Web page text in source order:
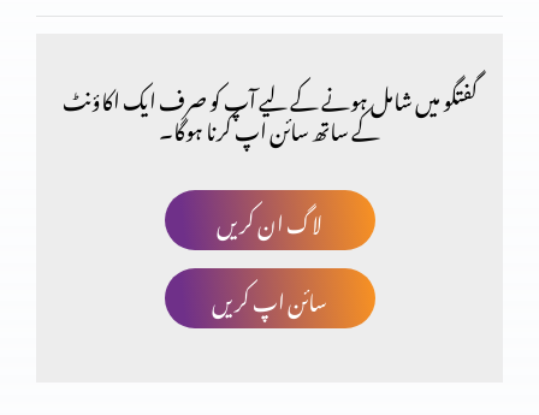
گفتگو میں شامل ہونے کے لیے آپ کو صرف ایک اکاؤنٹ
کے ساتھ سائن اپ کرنا ہوگا۔
لاگ ان کریں
سائن اپ کریں